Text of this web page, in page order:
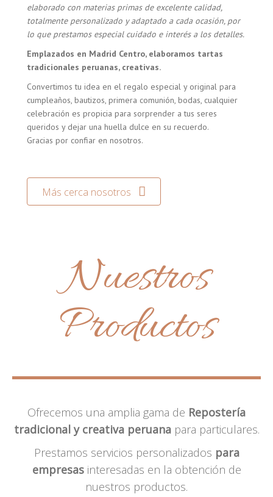
elaborado con materias primas de excelente calidad,
totalmente personalizado y adaptado a cada ocasión, por
lo que prestamos especial cuidado e interés a los detalles.
Emplazados en Madrid Centro, elaboramos tartas
tradicionales peruanas, creativas.
Convertimos tu idea en el regalo especial y original para
cumpleaños, bautizos, primera comunión, bodas, cualquier
celebración es propicia para sorprender a tus seres
queridos y dejar una huella dulce en su recuerdo.
Gracias por confiar en nosotros.
Más cerca nosotros
Nuestros
Productos
Ofrecemos una amplia gama de Repostería
tradicional y creativa peruanapara particulares.
Prestamos servicios personalizados para
empresasinteresadas en la obtención de
nuestros productos.